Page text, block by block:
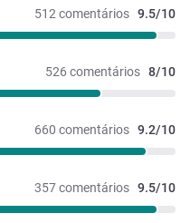
512 comentários 9.5/10
526 comentários 8/10
660 comentários 9.2/10
357 comentários 9.5/10